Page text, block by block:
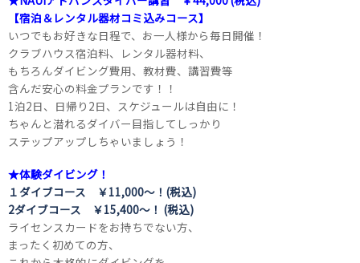
【宿泊＆レンタル器材コミ込みコース】
いつでもお好きな日程で、お一人様から毎日開催！
クラブハウス宿泊料、レンタル器材料、
もちろんダイビング費用、教材費、講習費等
含んだ安心の料金プランです！！
1泊2日、日帰り2日、スケジュールは自由に！
ちゃんと潜れるダイバー目指してしっかり
ステップアップしちゃいましょう！
★体験ダイビング！
１ダイブコース ￥11,000～！(税込)
2ダイブコース ￥15,400～！ (税込)
ライセンスカードをお持ちでない方、
まったく初めての方、